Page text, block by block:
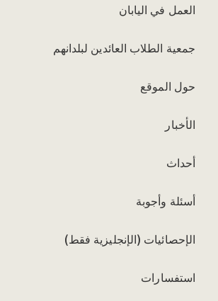
العمل في اليابان
جمعية الطلاب العائدين لبلدانهم
حول الموقع
الأخبار
أحداث
أسئلة وأجوبة
الإحصائيات (الإنجليزية فقط)
استفسارات